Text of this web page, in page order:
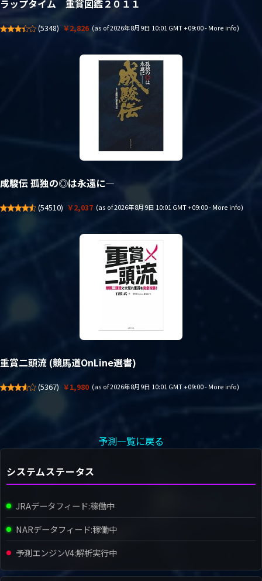
ラップタイム 重賞図鑑２０１１
(5348) ￥2,826 (as of 2026年8月9日 10:01 GMT +09:00 - More info)
成駿伝 孤独の◎は永遠に―
(54510) ￥2,037 (as of 2026年8月9日 10:01 GMT +09:00 - More info)
重賞二頭流 (競馬道OnLine選書)
(5367) ￥1,980 (as of 2026年8月9日 10:01 GMT +09:00 - More info)
予測一覧に戻る
システムステータス
JRAデータフィード:稼働中
NARデータフィード:稼働中
予測エンジンV4:解析実行中